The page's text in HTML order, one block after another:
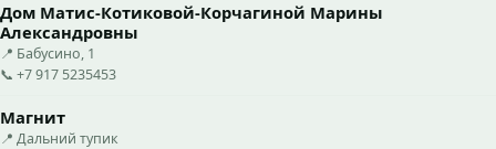
Дом Матис-Котиковой-Корчагиной Марины
Александровны
📍 Бабусино, 1
📞 +7 917 5235453
Магнит
📍 Дальний тупик